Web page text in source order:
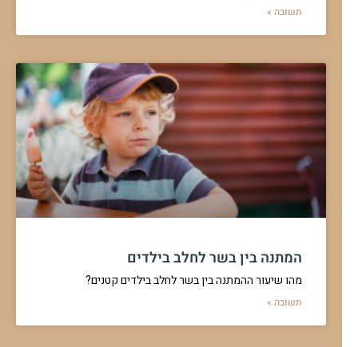
תשובה »
המתנה בין בשר לחלב בילדים
מהו שיעור ההמתנה בין בשר לחלב בילדים קטנים?
תשובה »